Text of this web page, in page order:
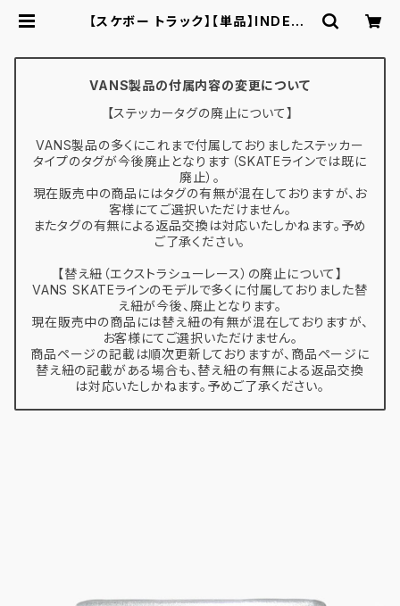
【スケボー トラック】【単品】INDEPE
ト トラック スケートボード スケボー
ミッド | スケボー通販 BACKDOOR
VANS製品の付属内容の変更について
【ステッカータグの廃止について】
VANS製品の多くにこれまで付属しておりましたステッカー
タイプのタグが今後廃止となります（SKATEラインでは既に
廃止）。
現在販売中の商品にはタグの有無が混在しておりますが、お
客様にてご選択いただけません。
またタグの有無による返品交換は対応いたしかねます。予め
ご了承ください。
【替え紐（エクストラシューレース）の廃止について】
VANS SKATEラインのモデルで多くに付属しておりました替
え紐が今後、廃止となります。
現在販売中の商品には替え紐の有無が混在しておりますが、
お客様にてご選択いただけません。
商品ページの記載は順次更新しておりますが、商品ページに
替え紐の記載がある場合も、替え紐の有無による返品交換
は対応いたしかねます。予めご了承ください。